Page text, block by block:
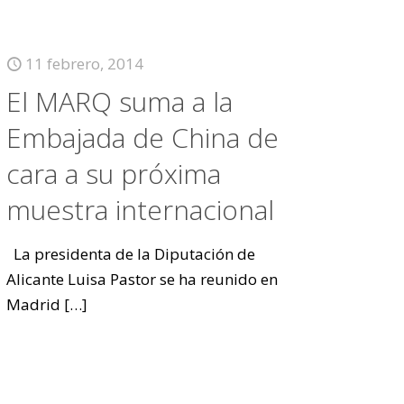
11 febrero, 2014
El MARQ suma a la
Embajada de China de
cara a su próxima
muestra internacional
La presidenta de la Diputación de
Alicante Luisa Pastor se ha reunido en
Madrid […]